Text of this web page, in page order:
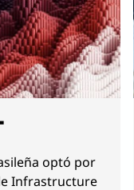
optó por
Infrastructure